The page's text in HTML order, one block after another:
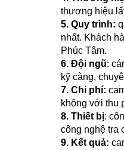
thương hiệu
5. Quy trình:
nhất. Khách
Phúc Tâm.
6. Đội ngũ:
kỹ càng,
7. Chi phí:
không với thu
8. Thiết bị:
công nghệ tra
9. Kết quả: